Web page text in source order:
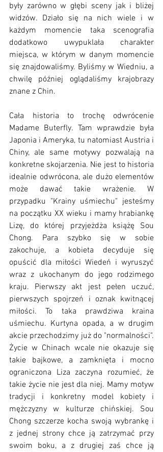
były zarówno w głębi sceny jak i bliżej
widzów. Działo się na nich wiele i w
każdym momencie taka scenografia
dodatkowo uwypuklała charakter
miejsca, w którym w danym momencie
się znajdowaliśmy. Byliśmy w Wiedniu, a
chwilę później oglądaliśmy krajobrazy
znane z Chin.
Cała historia to trochę odwrócenie
Madame Buterfly. Tam wprawdzie była
Japonia i Ameryka, tu natomiast Austria i
Chiny, ale same motywy pozwalają na
konkretne skojarzenia. Nie jest to historia
idealnie odwrócona, ale dużo elementów
może dawać takie wrażenie. W
przypadku "Krainy uśmiechu" jesteśmy
na początku XX wieku i mamy hrabiankę
Lizę, do której przyjeżdża książę Sou
Chong. Para szybko się w sobie
zakochuje, a kobieta decyduje się
opuścić dla miłości Wiedeń i wyruszyć
wraz z ukochanym do jego rodzimego
kraju. Pierwszy akt jest pełen uczuć,
pierwszych spojrzeń i oznak kwitnącej
miłości. To taka prawdziwa kraina
uśmiechu. Kurtyna opada, a w drugim
akcie przechodzimy już do "normalności".
Życie w Chinach wcale nie okazuje się
takie bajkowe, a zamknięta i mocno
ograniczona Liza zaczyna rozumieć, że
takie życie nie jest dla niej. Mamy motyw
tradycji i konkretny model kobiety i
mężczyzny w kulturze chińskiej. Sou
Chong szczerze kocha swoją wybrankę i
z jednej strony chce ją zatrzymać przy
swoim boku, a z drugiej zaś chce ją